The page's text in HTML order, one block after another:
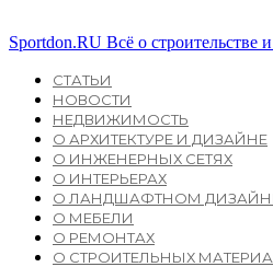
Sportdon.RU Всё о строительстве
СТАТЬИ
НОВОСТИ
НЕДВИЖИМОСТЬ
О АРХИТЕКТУРЕ И ДИЗАЙНЕ
О ИНЖЕНЕРНЫХ СЕТЯХ
О ИНТЕРЬЕРАХ
О ЛАНДШАФТНОМ
О МЕБЕЛИ
О РЕМОНТАХ
О СТРОИТЕЛЬНЫХ